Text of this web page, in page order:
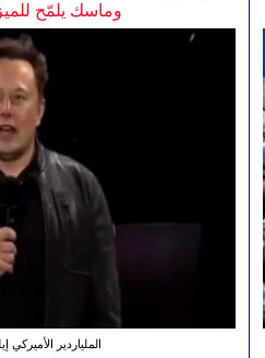
وماسك يلمّح
الملياردير